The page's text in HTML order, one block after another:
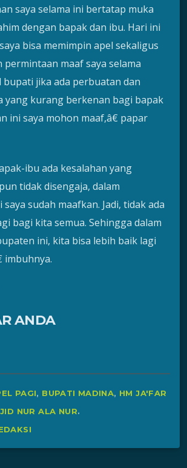
saya selama ini bertatap muka
dengan bapak dan ibu. Hari ini
saya bisa memimpin apel sekaligus
permintaan maaf saya selama
bupati jika ada perbuatan dan
yang kurang berkenan bagi bapak
ini saya mohon maaf,â€ papar
ibu ada kesalahan yang
tidak disengaja, dalam
sudah maafkan. Jadi, tidak ada
bagi kita semua. Sehingga dalam
ini, kita bisa lebih baik lagi
imbuhnya.
ANDA
PAGI, BUPATI MADINA, HM JA'FAR
NUR ALA NUR.